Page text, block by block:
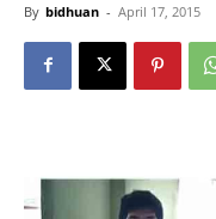
By bidhuan - April 17, 2015